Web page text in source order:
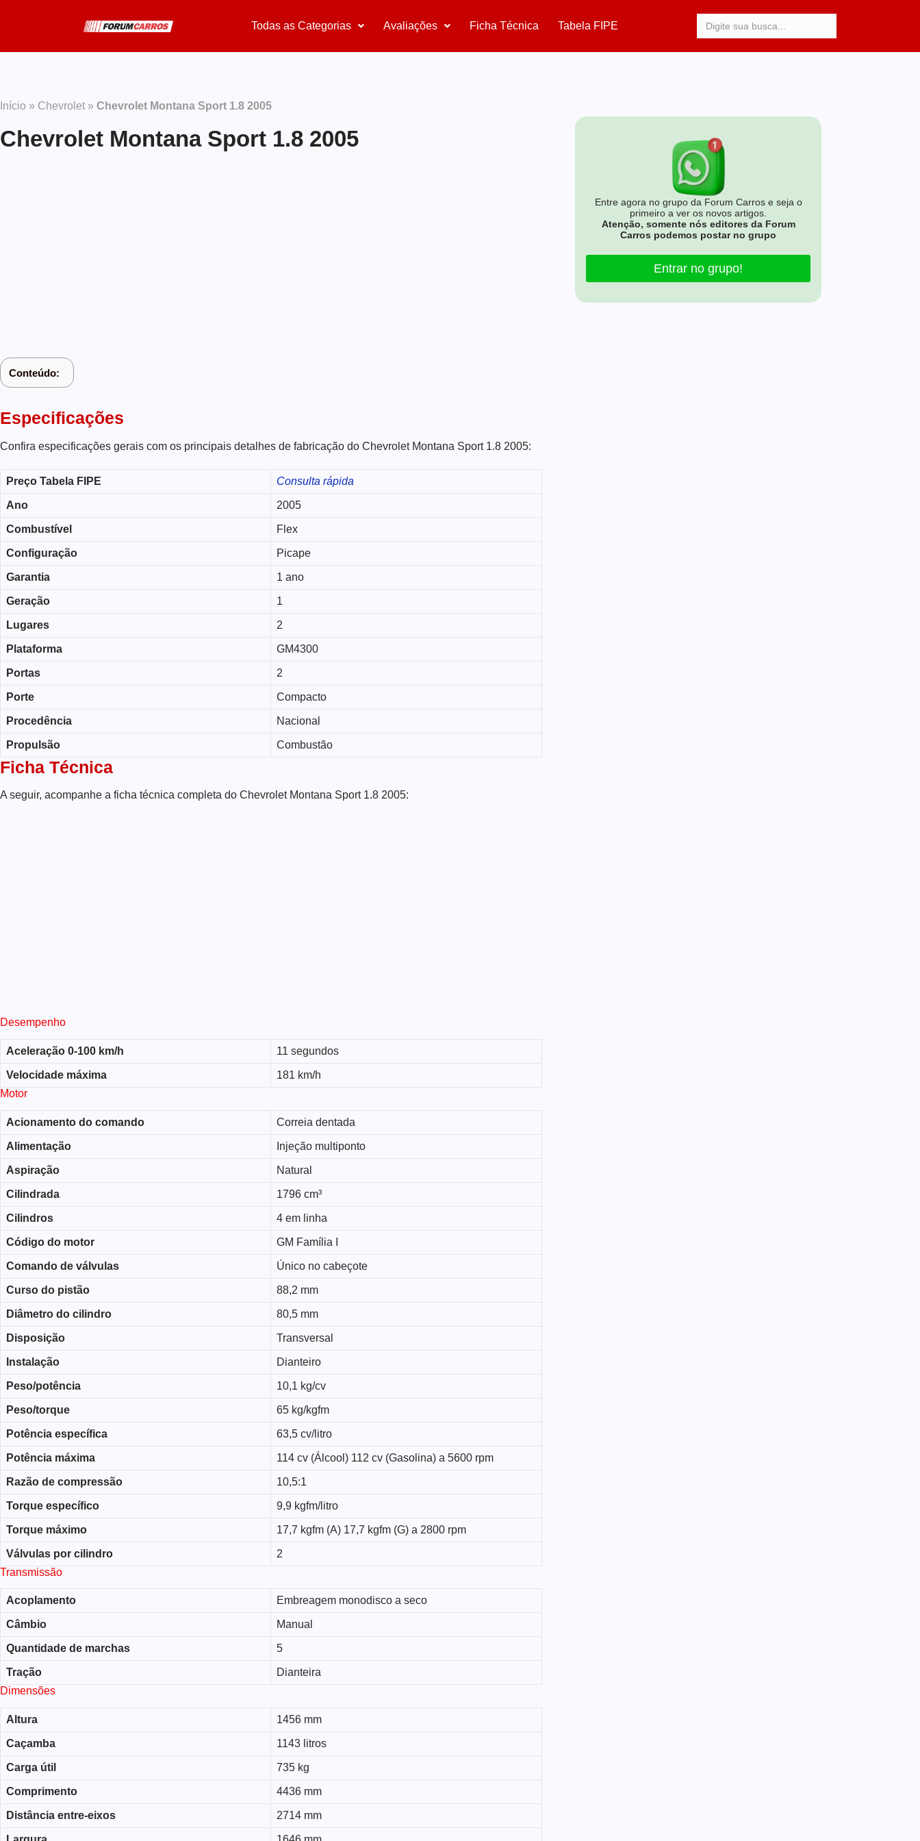
Todas as Categorias Avaliações Ficha Técnica Tabela FIPE
Início » Chevrolet » Chevrolet Montana Sport 1.8 2005
Chevrolet Montana Sport 1.8 2005
Conteúdo:
Especificações
Confira especificações gerais com os principais detalhes de fabricação do Chevrolet Montana Sport 1.8 2005:
Preço Tabela FIPE Consulta rápida
Ano 2005
Combustível Flex
Configuração Picape
Garantia 1 ano
Geração 1
Lugares 2
Plataforma GM4300
Portas 2
Porte Compacto
Procedência Nacional
Propulsão Combustão
Ficha Técnica
A seguir, acompanhe a ficha técnica completa do Chevrolet Montana Sport 1.8 2005:
Desempenho
Aceleração 0-100 km/h 11 segundos
Velocidade máxima
181 km/h
Motor
Acionamento do comando Correia dentada
Alimentação Injeção multiponto
Aspiração Natural
Cilindrada 1796 cm³
Cilindros 4 em linha
Código do motor GM Família I
Comando de válvulas Único no cabeçote
Curso do pistão 88,2 mm
Diâmetro do cilindro 80,5 mm
Disposição Transversal
Instalação Dianteiro
Peso/potência 10,1 kg/cv
Peso/torque 65 kg/kgfm
Potência específica 63,5 cv/litro
Potência máxima 114 cv (Álcool) 112 cv (Gasolina) a 5600 rpm
Razão de compressão 10,5:1
Torque específico 9,9 kgfm/litro
Torque máximo 17,7 kgfm (A) 17,7 kgfm (G) a 2800 rpm
Válvulas por cilindro
2
Transmissão
Acoplamento Embreagem monodisco a seco
Câmbio Manual
Quantidade de marchas 5
Tração
Dianteira
Dimensões
Altura 1456 mm
Caçamba 1143 litros
Carga útil 735 kg
Comprimento 4436 mm
Distância entre-eixos 2714 mm
Entre agora no grupo da Forum Carros e seja o
primeiro a ver os novos artigos.
Atenção, somente nós editores da Forum
Carros podemos postar no grupo
Entrar no grupo!